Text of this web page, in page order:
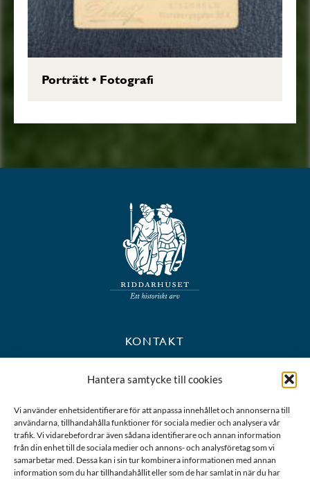
Hantera samtycke till cookies
Vi använder enhetsidentifierare för att anpassa innehållet och annonserna till
användarna, tillhandahålla funktioner för sociala medier och analysera vår
trafik. Vi vidarebefordrar även sådana identifierare och annan information
från din enhet till de sociala medier och annons- och analysföretag som vi
samarbetar med. Dessa kan i sin tur kombinera informationen med annan
information som du har tillhandahållit eller som de har samlat in när du har
Porträtt• Fotografi
KONTAKT
BESÖKS- OCH POSTADRESS
Riddarhustorget 10